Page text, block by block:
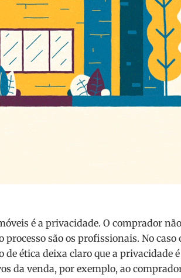
é a privacidade. O comprador
são os profissionais. No caso
de ética deixa claro que a privacidade
da venda, por exemplo, ao